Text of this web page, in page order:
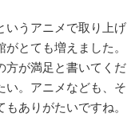
いうアニメで取り上げ
とても増えました。
方が満足と書いてくだ
い。アニメなども、そ
ありがたいですね。